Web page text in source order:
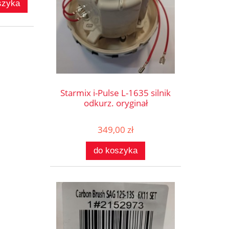
Starmix i-Pulse L-1635 silnik
odkurz. oryginał
349,00 zł
do koszyka